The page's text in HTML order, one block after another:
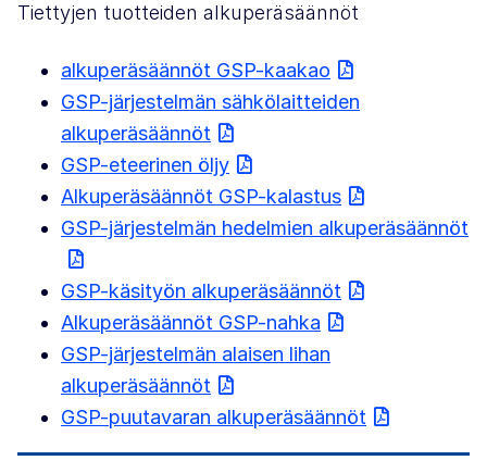
Tiettyjen tuotteiden alkuperäsäännöt
alkuperäsäännöt GSP-kaakao
GSP-järjestelmän sähkölaitteiden
alkuperäsäännöt
GSP-eteerinen öljy
Alkuperäsäännöt GSP-kalastus
GSP-järjestelmän hedelmien alkuperäsäännöt
GSP-käsityön alkuperäsäännöt
Alkuperäsäännöt GSP-nahka
GSP-järjestelmän alaisen lihan
alkuperäsäännöt
GSP-puutavaran alkuperäsäännöt